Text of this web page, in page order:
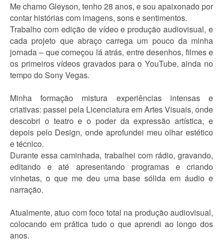
Me chamo Gleyson, tenho 28 anos, e sou apaixonado por
contar histórias com imagens, sons e sentimentos.
Trabalho com edição de vídeo e produção audiovisual, e
cada projeto que abraço carrega um pouco da minha
jornada – que começou lá atrás, entre desenhos, filmes e
os primeiros vídeos gravados para o YouTube, ainda no
tempo do Sony Vegas.
Minha formação mistura experiências intensas e
criativas: passei pela Licenciatura em Artes Visuais, onde
descobri o teatro e o poder da expressão artística, e
depois pelo Design, onde aprofundei meu olhar estético
e técnico.
Durante essa caminhada, trabalhei com rádio, gravando,
editando e até apresentando programas e criando
vinhetas, o que me deu uma base sólida em áudio e
narração.
Atualmente, atuo com foco total na produção audiovisual,
colocando em prática tudo o que aprendi ao longo dos
anos.